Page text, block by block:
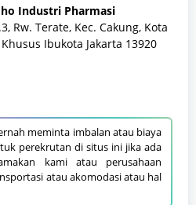
Industri Pharmasi
Rw. Terate, Kec. Cakung, Kota
Ibukota Jakarta 13920
meminta imbalan atau biaya
perekrutan di situs ini jika ada
kami atau perusahaan
atau akomodasi atau hal